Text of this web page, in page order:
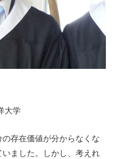
大学
存在価値が分からなくな
ました。しかし、考えれ